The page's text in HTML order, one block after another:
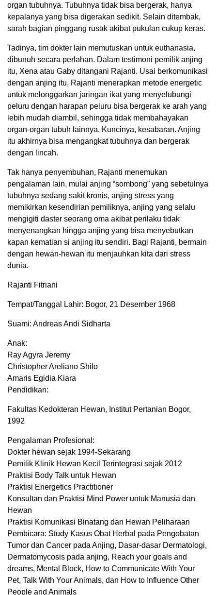
organ tubuhnya. Tubuhnya tidak bisa bergerak, hanya
kepalanya yang bisa digerakan sedikit. Selain ditembak,
sarah bagian pinggang rusak akibat pukulan cukup keras.
Tadinya, tim dokter lain memutuskan untuk euthanasia,
dibunuh secara perlahan. Dalam testimoni pemilik anjing
itu, Xena atau Gaby ditangani Rajanti. Usai berkomunikasi
dengan anjing itu, Rajanti menerapkan metode energetic
untuk melonggarkan jaringan ikat yang menyelubungi
peluru dengan harapan peluru bisa bergerak ke arah yang
lebih mudah diambil, sehingga tidak membahayakan
organ-organ tubuh lainnya. Kuncinya, kesabaran. Anjing
itu akhirnya bisa mengangkat tubuhnya dan bergerak
dengan lincah.
Tak hanya penyembuhan, Rajanti menemukan
pengalaman lain, mulai anjing “sombong” yang sebetulnya
tubuhnya sedang sakit kronis, anjing stress yang
memikirkan kesendirian pemiliknya, anjing yang selalu
mengigiti daster seorang oma akibat perilaku tidak
menyenangkan hingga anjing yang bisa menyebutkan
kapan kematian si anjing itu sendiri. Bagi Rajanti, bermain
dengan hewan-hewan itu menjauhkan kita dari stress
dunia.
Rajanti Fitriani
Tempat/Tanggal Lahir: Bogor, 21 Desember 1968
Suami: Andreas Andi Sidharta
Anak:
Ray Agyra Jeremy
Christopher Areliano Shilo
Amaris Egidia Kiara
Pendidikan:
Fakultas Kedokteran Hewan, Institut Pertanian Bogor,
1992
Pengalaman Profesional:
Dokter hewan sejak 1994-Sekarang
Pemilik Klinik Hewan Kecil Terintegrasi sejak 2012
Praktisi Body Talk untuk Hewan
Praktisi Energetics Practitioner
Konsultan dan Praktisi Mind Power untuk Manusia dan
Hewan
Praktisi Komunikasi Binatang dan Hewan Peliharaan
Pembicara: Study Kasus Obat Herbal pada Pengobatan
Tumor dan Cancer pada Anjing, Dasar-dasar Dermatologi,
Dermatomycosis pada anjing, Reach your goals and
dreams, Mental Block, How to Communicate With Your
Pet, Talk With Your Animals, dan How to Influence Other
People and Animals